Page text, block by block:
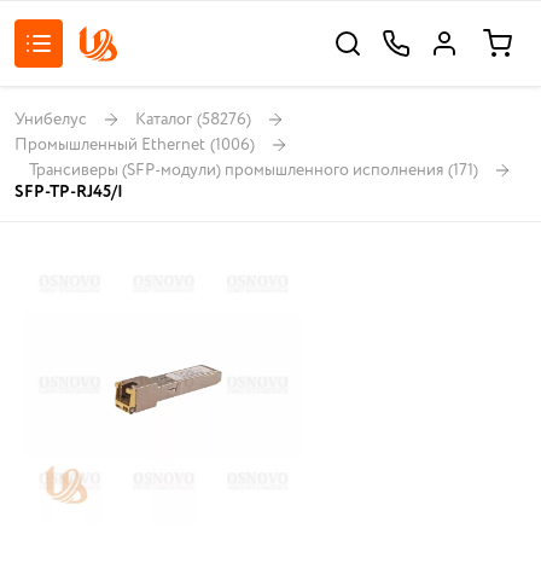
Унибелус Каталог (58276)
Промышленный Ethernet (1006)
Трансиверы (SFP-модули) промышленного исполнения (171)
SFP-TP-RJ45/I